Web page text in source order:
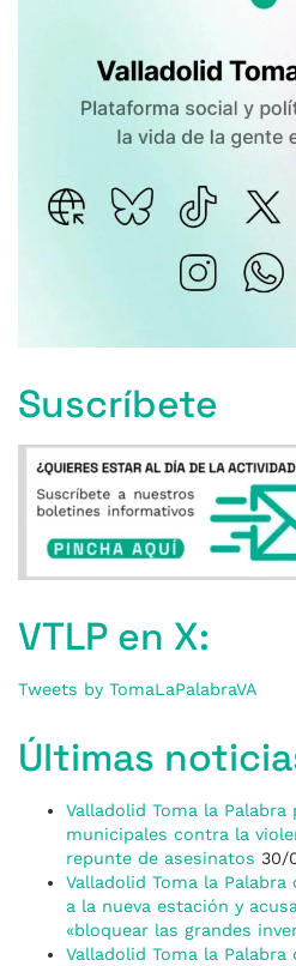
Suscríbete
VTLP en X:
Tweets by TomaLaPalabraVA
Últimas
Valladolid Toma la
municipales contra la
repunte de asesinatos 30/
Valladolid Toma la
a la nueva estación y
«bloquear las grandes
Valladolid Toma la